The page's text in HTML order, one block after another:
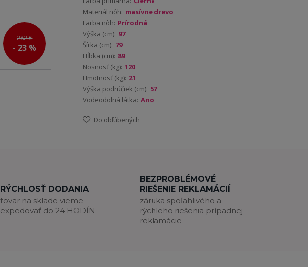
282 €
- 23 %
Materiál nôh: masívne drevo
Farba nôh: Prírodná
Výška (cm): 97
Šírka (cm): 79
Hĺbka (cm): 89
Nosnosť (kg): 120
Hmotnosť (kg): 21
Výška podrúčiek (cm): 57
Vodeodolná látka: Ano
Do obľúbených
RÝCHLOSŤ DODANIA
tovar na sklade vieme
expedovať do 24 HODÍN
BEZPROBLÉMOVÉ
RIEŠENIE REKLAMÁCIÍ
záruka spoľahlivého a
rýchleho riešenia prípadnej
reklamácie